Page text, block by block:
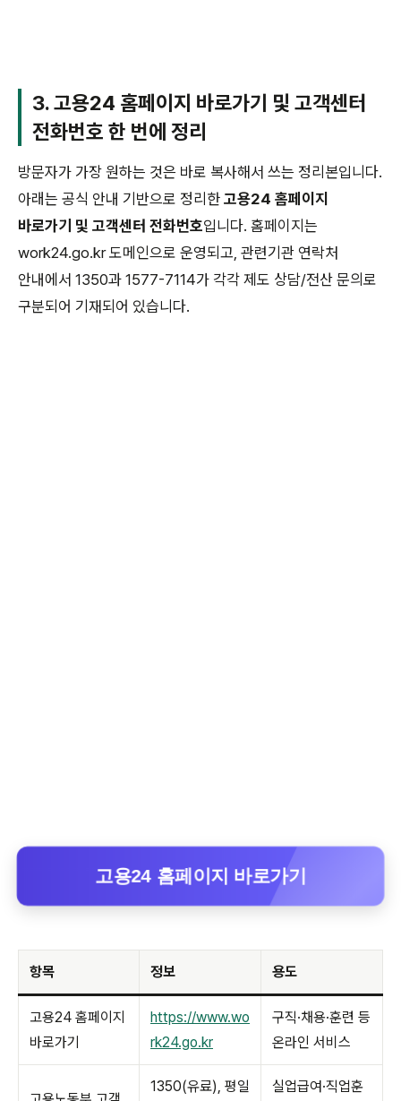
3. 고용24 홈페이지 바로가기 및 고객센터
전화번호 한 번에 정리
방문자가 가장 원하는 것은 바로 복사해서 쓰는 정리본입니다.
아래는 공식 안내 기반으로 정리한 고용24 홈페이지
바로가기 및 고객센터 전화번호입니다. 홈페이지는
work24.go.kr 도메인으로 운영되고, 관련기관 연락처
안내에서 1350과 1577-7114가 각각 제도 상담/전산 문의로
구분되어 기재되어 있습니다.
고용24 홈페이지 바로가기
항목 정보 용도
고용24 홈페이지
바로가기
https://www.wo
rk24.go.kr
구직·채용·훈련 등
온라인 서비스
1350(유료), 평일 실업급여·직업훈